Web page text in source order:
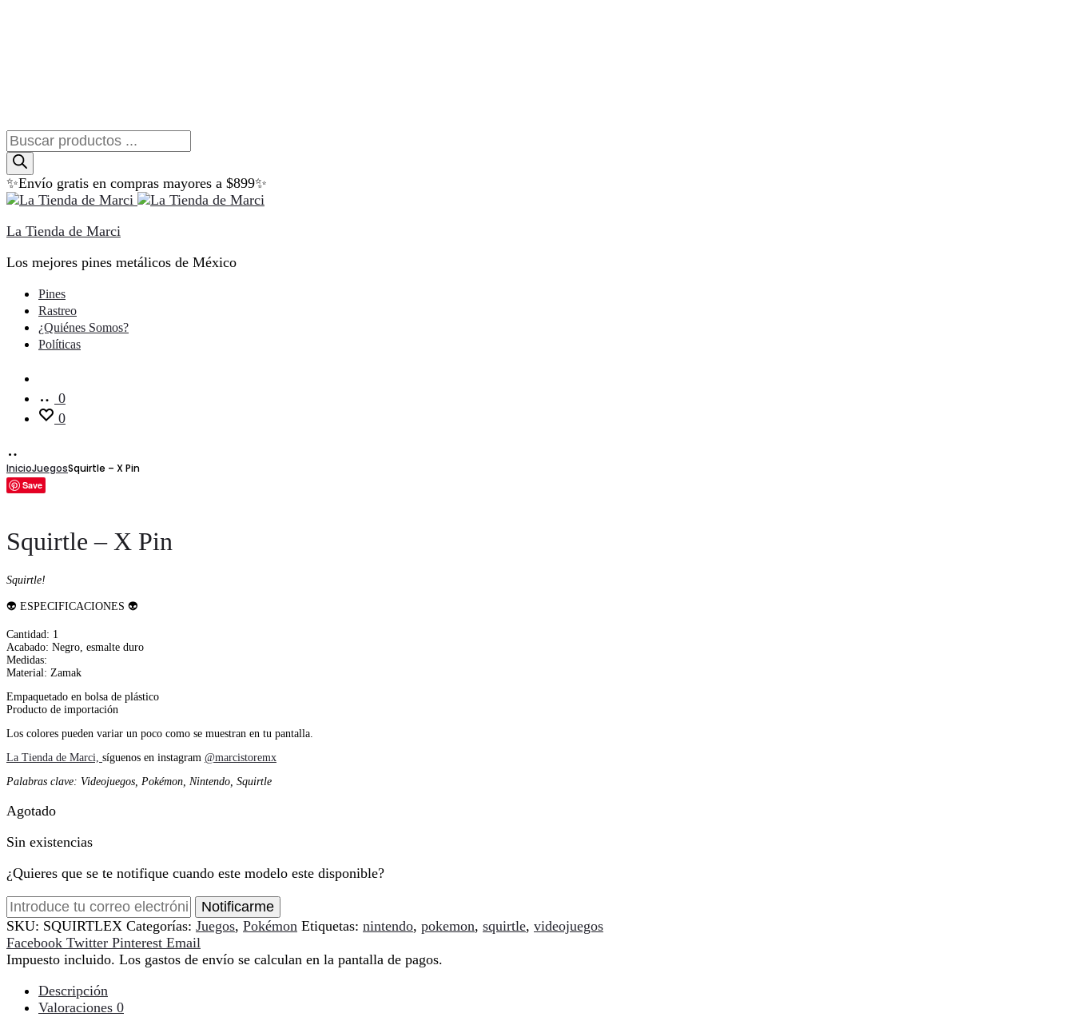
Búsqueda
de
productos
✨Envío gratis en compras mayores a $899✨
La Tienda de Marci
Los mejores pines metálicos de México
Pines
Rastreo
¿Quiénes Somos?
Políticas
0
0
InicioJuegosSquirtle – X Pin
Save
Squirtle – X Pin
Squirtle!
👽 ESPECIFICACIONES 👽
Cantidad: 1
Acabado: Negro, esmalte duro
Medidas:
Material: Zamak
Empaquetado en bolsa de plástico
Producto de importación
Los colores pueden variar un poco como se muestran en tu pantalla.
La Tienda de Marci, síguenos en instagram @marcistoremx
Palabras clave: Videojuegos, Pokémon, Nintendo, Squirtle
Agotado
Sin existencias
¿Quieres que se te notifique cuando este modelo este disponible?
Notificarme
SKU: SQUIRTLEX Categorías: Juegos, Pokémon Etiquetas: nintendo, pokemon, squirtle, videojuegos
Compartir
Facebook Twitter Pinterest Email
Impuesto incluido. Los gastos de envío se calculan en la pantalla de pagos.
Descripción
Valoraciones 0